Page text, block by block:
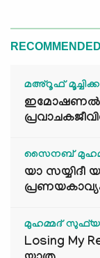
മഅ്റൂഫ്
ഇമോഷണൽ
സൈനബ്
യാ സയ്യിദീ
മുഹമ്മദ്
Losing My